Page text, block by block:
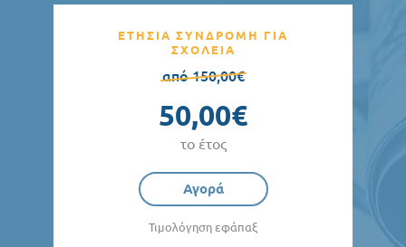
ΕΤΗΣΙΑ ΣΥΝΔΡΟΜΗ ΓΙΑ
ΣΧΟΛΕΙΑ
από 150,00€
50,00€
το έτος
Αγορά
Τιμολόγηση εφάπαξ